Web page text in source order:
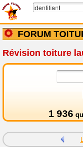
FORUM
Révision toiture
1 936